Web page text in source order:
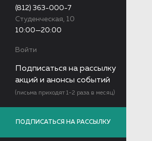
(812) 363-000-7
Студенческая, 10
10:00—20:00
Войти
Подписаться на рассылку
акций и анонсы событий
(письма приходят 1-2 раза в месяц)
ПОДПИСАТЬСЯ НА РАССЫЛКУ